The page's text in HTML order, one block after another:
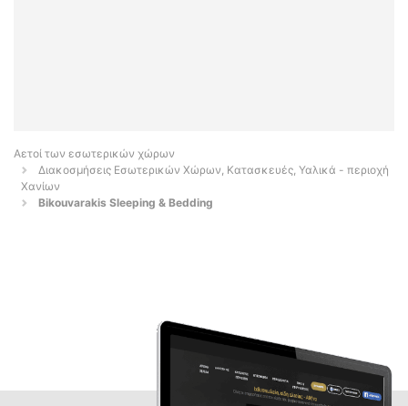
Αετοί των εσωτερικών χώρων
Διακοσμήσεις Εσωτερικών Χώρων, Κατασκευές, Υαλικά - περιοχή
Χανίων
Bikouvarakis Sleeping & Bedding